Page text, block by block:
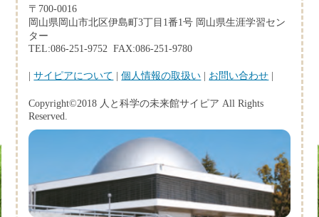
〒700-0016
岡山県岡山市北区伊島町3丁目1番1号 岡山県生涯学習セン
ター
TEL:086-251-9752 FAX:086-251-9780
|サイピアについて |個人情報の取扱い | お問い合わせ |
Copyright©2018 人と科学の未来館サイピア All Rights
Reserved.